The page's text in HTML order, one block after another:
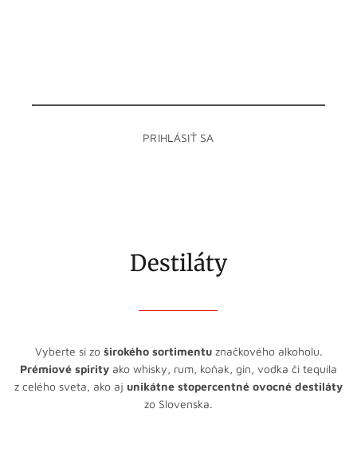
Destiláty
Vyberte si zo širokého sortimentuznačkového alkoholu.
Prémiové spirity ako whisky, rum, koňak, gin, vodka či tequila
z celého sveta, ako aj unikátne stopercentné ovocné destiláty
zo Slovenska.